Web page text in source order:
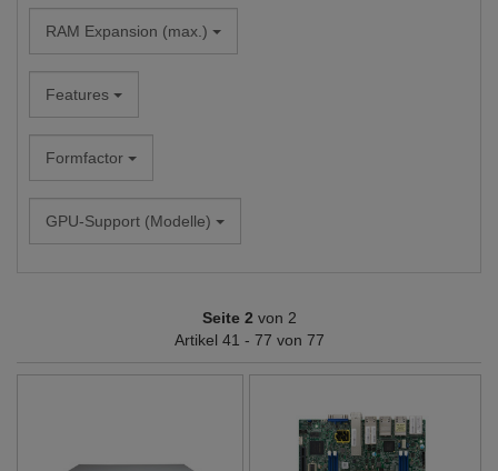
RAM Expansion (max.)
Features
Formfactor
GPU-Support (Modelle)
Seite 2 von 2
Artikel 41 - 77 von 77